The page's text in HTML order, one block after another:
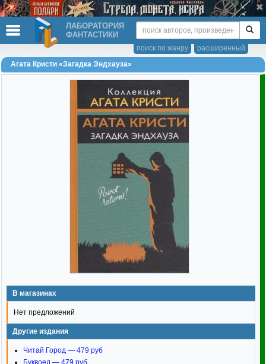
ЛАБОРАТОРИЯ
ФАНТАСТИКИ
расширенный
поиск по жанру
Агата Кристи «Загадка Эндхауза»
В магазинах
Нет предложений
Другие издания
Читай Город — 479 руб
Буквоед — 479 руб